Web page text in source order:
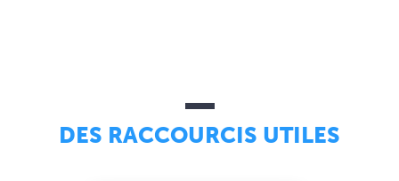
DES RACCOURCIS UTILES